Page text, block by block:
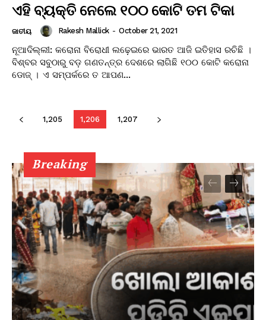
ଏହି ବ୍ୟକ୍ତି ନେଲେ ୧୦୦ କୋଟି ତମ ଟିକା
ଜାତୀୟ Rakesh Mallick - October 21, 2021
ନୂଆଦିଲ୍ଲୀ: କରୋନା ବିରୋଧୀ ଲଢ଼େଇରେ ଭାରତ ଆଜି ଇତିହାସ ରଚିଛି ।
ବିଶ୍ବର ସବୁଠାରୁ ବଡ଼ ଗଣତନ୍ତ୍ର ଦେଶରେ ଲାଗିଛି ୧୦୦ କୋଟି କରୋନା
ଡୋଜ୍ । ଏ ସମ୍ପର୍କରେ ତ ଆପଣ...
1,205 1,206 1,207
Breaking